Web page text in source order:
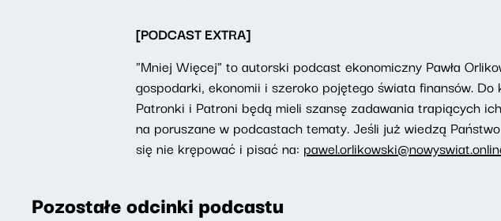
[PODCAST EXTRA]
"Mniej Więcej" to autorski podcast ekonomiczny Pawła
gospodarki, ekonomii i szeroko pojętego świata finansów.
Patronki i Patroni będą mieli szansę zadawania trapiących
na poruszane w podcastach tematy. Jeśli już wiedzą
się nie krępować i pisać na:
Pozostałe odcinki podcastu